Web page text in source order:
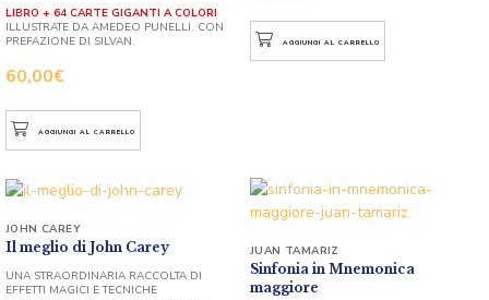
60,00€
LIBRO + 64 CARTE GIGANTI A COLORI
ILLUSTRATE DA AMEDEO PUNELLI. CON
PREFAZIONE DI SILVAN.
AGGIUNGI AL CARRELLO
AGGIUNGI AL CARRELLO
Il meglio di John Carey
JOHN CAREY
UNA STRAORDINARIA RACCOLTA DI
EFFETTI MAGICI E TECNICHE
Sinfonia in Mnemonica
maggiore
JUAN TAMARIZ